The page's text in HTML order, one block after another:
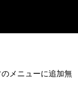
メニューに追加無